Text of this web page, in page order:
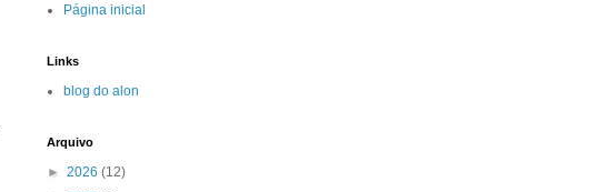
Página inicial
Links
blog do alon
Arquivo
► 2026 (12)